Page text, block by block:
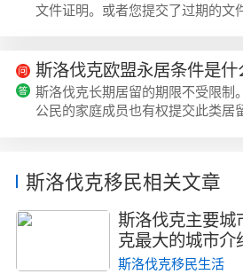
文件证明。或者您提交了过期的文
有哪些？我们总是告诉客户要注意
彻底检查文件。但即使被拒绝，也
的实践中，从来没有出现过客户被
斯洛伐克长期居留的期限不受限制
公民的家庭成员也有权提交此类居
斯洛伐克移民相关文章
斯洛伐克主要城
克最大的城市介
斯洛伐克移民生活